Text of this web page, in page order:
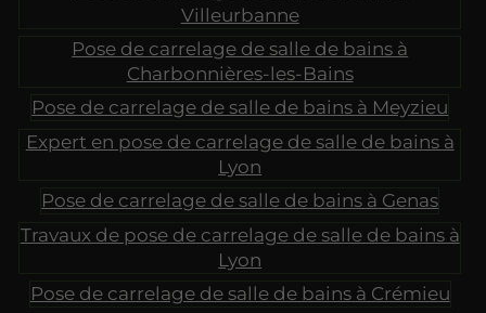
Villeurbanne
Pose de carrelage de salle de bains à
Charbonnières-les-Bains
Pose de carrelage de salle de bains à Meyzieu
Expert en pose de carrelage de salle de bains à
Lyon
Pose de carrelage de salle de bains à Genas
Travaux de pose de carrelage de salle de bains à
Lyon
Pose de carrelage de salle de bains à Crémieu